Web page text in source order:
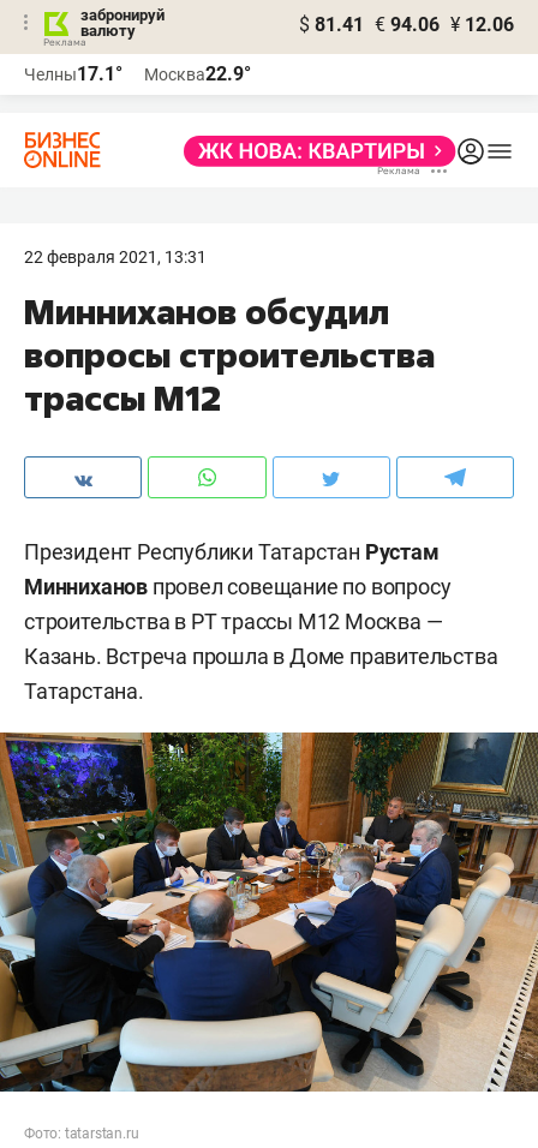
забронируй
валюту
$ 81.41 € 94.06 ¥ 12.06
Челны17.1° Москва22.9°
22 февраля 2021, 13:31
Минниханов обсудил
вопросы строительства
трассы М12
Президент Республики Татарстан Рустам
Минниханов провел совещание по вопросу
строительства в РТ трассы М12 Москва —
Казань. Встреча прошла в Доме правительства
Татарстана.
Фото: tatarstan.ru